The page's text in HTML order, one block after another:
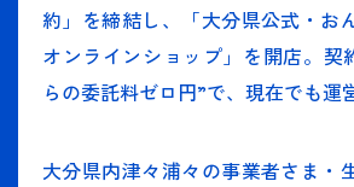
約」を締結し、「大分県公式・お
オンラインショップ」を開店。契
らの委託料ゼロ円”で、現在でも運
大分県内津々浦々の事業者さま・